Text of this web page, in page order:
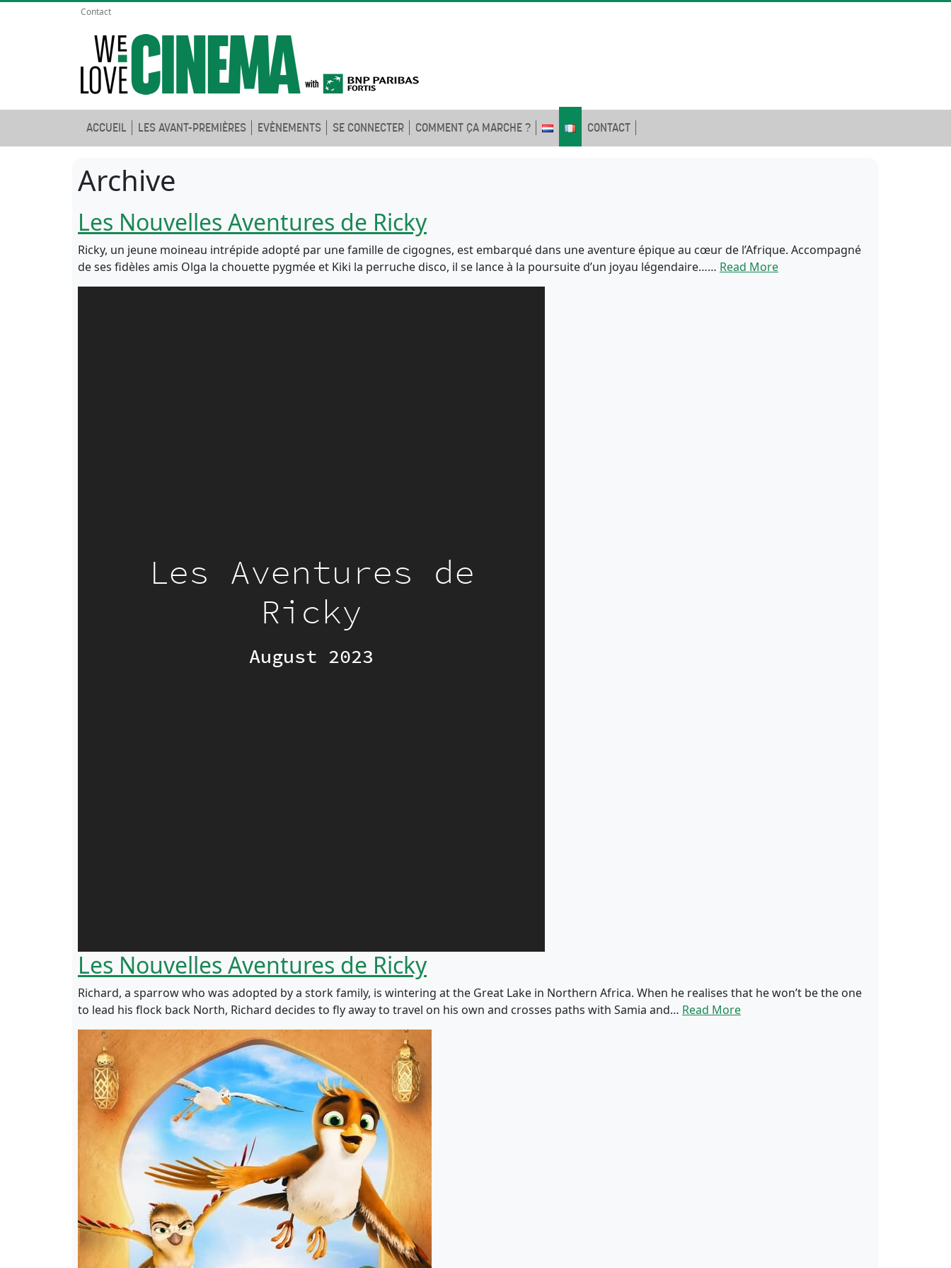
Contact
ACCUEIL LES AVANT-PREMIÈRES EVÈNEMENTS SE CONNECTER COMMENT ÇA MARCHE ? CONTACT
Archive
Les Nouvelles Aventures de Ricky
Ricky, un jeune moineau intrépide adopté par une famille de cigognes, est embarqué dans une aventure épique au cœur de l’Afrique. Accompagné
de ses fidèles amis Olga la chouette pygmée et Kiki la perruche disco, il se lance à la poursuite d’un joyau légendaire…… Read More
Les Nouvelles Aventures de Ricky
Richard, a sparrow who was adopted by a stork family, is wintering at the Great Lake in Northern Africa. When he realises that he won’t be the one
to lead his flock back North, Richard decides to fly away to travel on his own and crosses paths with Samia and… Read More